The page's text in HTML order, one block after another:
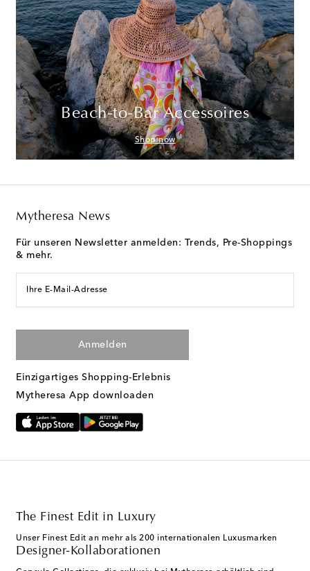
Beach-to-Bar Accessoires
Shop now
Mytheresa News
Für unseren Newsletter anmelden: Trends, Pre-Shoppings
& mehr.
Ihre E-Mail-Adresse
Anmelden
Einzigartiges Shopping-Erlebnis
Mytheresa App downloaden
The Finest Edit in Luxury
Unser Finest Edit an mehr als 200 internationalen Luxusmarken
Designer-Kollaborationen